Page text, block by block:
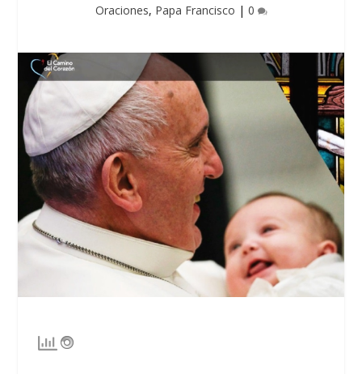
Oraciones, Papa Francisco | 0